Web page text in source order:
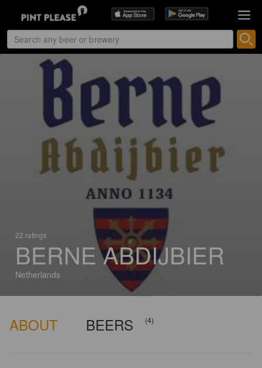
22 ratings
BERNE ABDIJBIER
Netherlands
ABOUT BEERS (4)